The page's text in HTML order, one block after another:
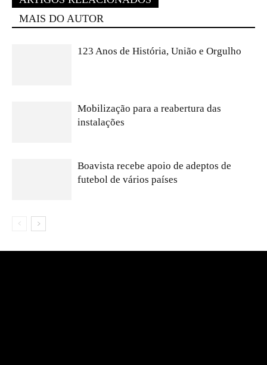
MAIS DO AUTOR
123 Anos de História, União e Orgulho
Mobilização para a reabertura das
instalações
Boavista recebe apoio de adeptos de
futebol de vários países